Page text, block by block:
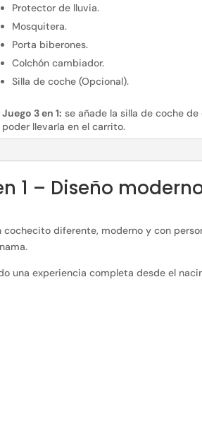
Protector de lluvia.
Mosquitera.
Porta biberones.
Colchón cambiador.
Silla de coche (Opcional).
Juego 3 en 1: se añade la silla de coche
poder llevarla en el carrito.
1 – Diseño
diferente, moderno y con
una experiencia completa desde el